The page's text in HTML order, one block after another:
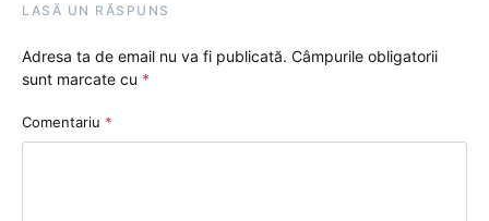
LASĂ UN RĂSPUNS
Adresa ta de email nu va fi publicată. Câmpurile obligatorii
sunt marcate cu *
Comentariu *